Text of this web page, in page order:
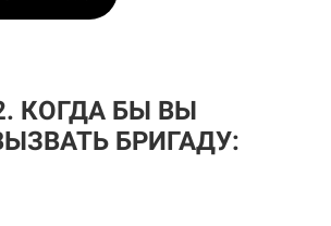
КОГДА БЫ ВЫ
БРИГАДУ: